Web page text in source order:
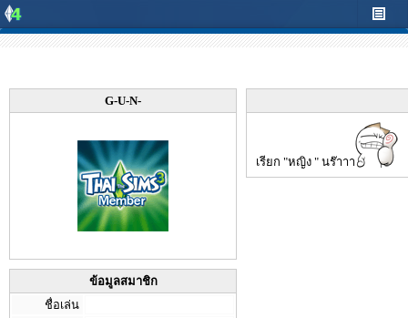
G-U-N-
ข้อมูลสมาชิก
ชื่อเล่น
เรียก "หญิง " นร๊าาา